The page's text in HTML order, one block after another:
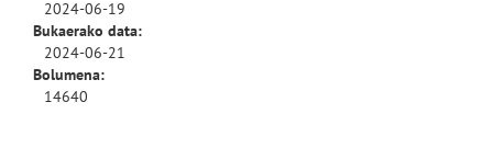
2024-06-19
Bukaerako data:
2024-06-21
Bolumena:
14640